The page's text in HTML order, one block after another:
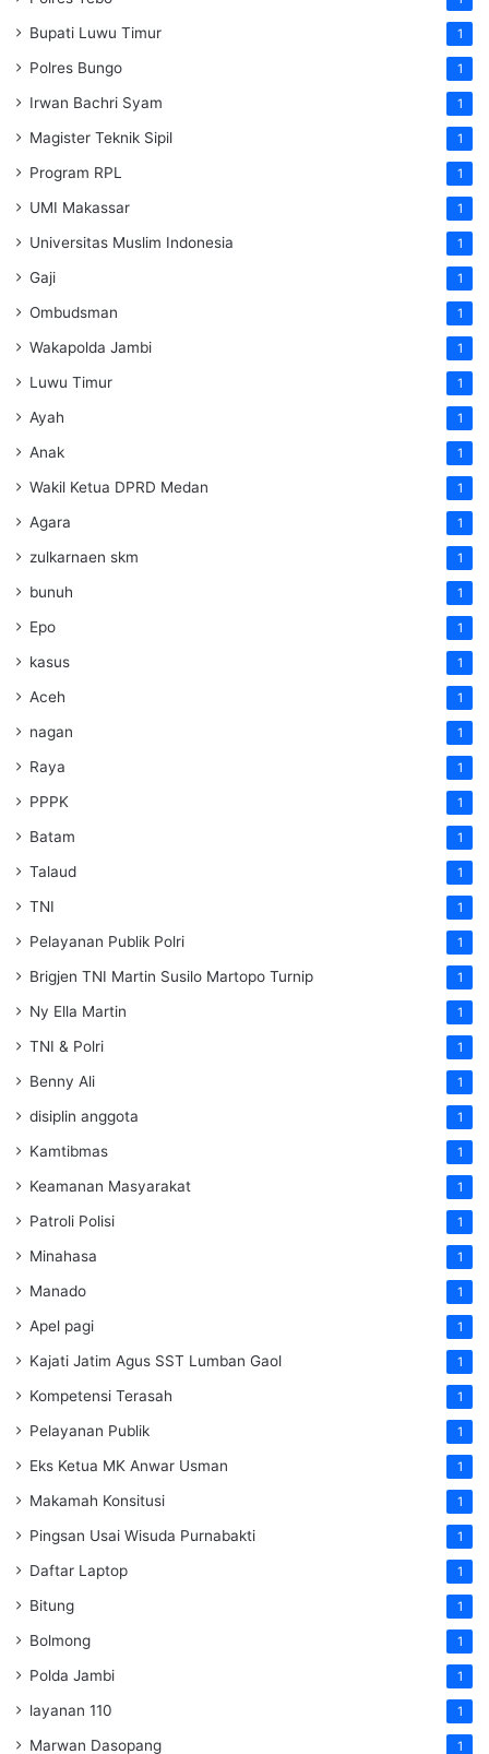
Bupati Luwu Timur 1
Polres Bungo 1
Irwan Bachri Syam 1
Magister Teknik Sipil 1
Program RPL 1
UMI Makassar 1
Universitas Muslim Indonesia 1
Gaji 1
Ombudsman 1
Wakapolda Jambi 1
Luwu Timur 1
Ayah 1
Anak 1
Wakil Ketua DPRD Medan 1
Agara 1
zulkarnaen skm 1
bunuh 1
Epo 1
kasus 1
Aceh 1
nagan 1
Raya 1
PPPK 1
Batam 1
Talaud 1
TNI 1
Pelayanan Publik Polri 1
Brigjen TNI Martin Susilo Martopo Turnip 1
Ny Ella Martin 1
TNI & Polri 1
Benny Ali 1
disiplin anggota 1
Kamtibmas 1
Keamanan Masyarakat 1
Patroli Polisi 1
Minahasa 1
Manado 1
Apel pagi 1
Kajati Jatim Agus SST Lumban Gaol 1
Kompetensi Terasah 1
Pelayanan Publik 1
Eks Ketua MK Anwar Usman 1
Makamah Konsitusi 1
Pingsan Usai Wisuda Purnabakti 1
Daftar Laptop 1
Bitung 1
Bolmong 1
Polda Jambi 1
layanan 110 1
Marwan Dasopang 1